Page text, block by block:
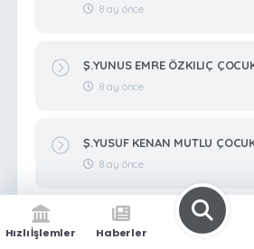
8 ay önce
Ş.YUNUS EMRE ÖZKILIÇ
8 ay önce
Ş.YUSUF KENAN MUTLU
8 ay önce
Ş.ZEKERİYA BİTMEZ ÇOCUK
8 ay önce
Hızlı İşlemler Haberler